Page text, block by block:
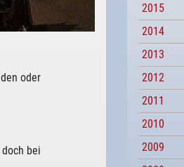
oder
bei
2015
2014
2013
2012
2011
2010
2009